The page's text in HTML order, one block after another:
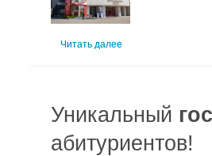
Читать далее
Уникальный
абитуриентов!